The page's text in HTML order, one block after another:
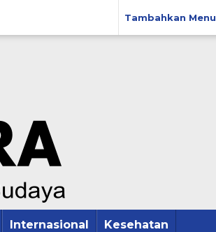
Tambahkan Menu
Internasional Kesehatan